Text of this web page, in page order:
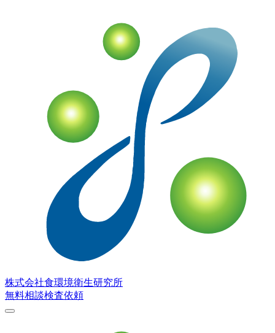
株式会社食環境衛生研究所
無料相談検査依頼